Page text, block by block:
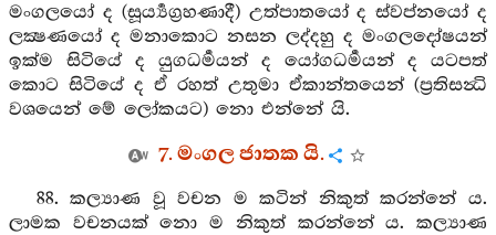
මංගලයෝ ද (සූර්‍ය්‍යග්‍රහණාදී) උත්පාතයෝ ද ස්වප්නයෝ ද
ලක්‍ෂණයෝ ද මනාකොට නසන ලද්දහු ද මංගලදෝෂයන්
ඉක්ම සිටියේ ද යුගධර්‍මයන් ද යෝගධර්‍මයන් ද යටපත්
කොට සිටියේ ද ඒ රහත් උතුමා ඒකාන්තයෙන් (ප්‍රතිසන්‍ධි
වශයෙන් මේ ලෝකයට) නො එන්නේ යි.
7. මංගල ජාතක යි.
88. කල්‍යාණ වූ වචන ම කටින් නිකුත් කරන්නේ ය.
ලාමක වචනයක් නො ම නිකුත් කරන්නේ ය. කල්‍යාණ